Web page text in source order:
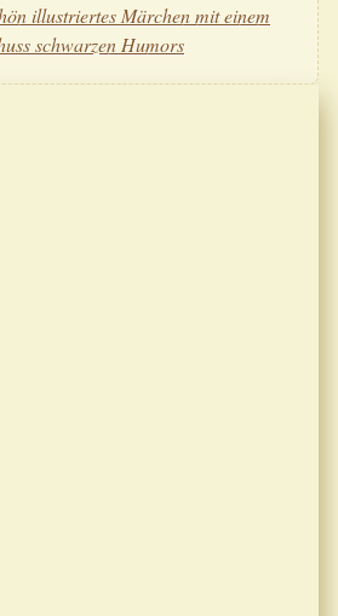
illustriertes Märchen mit einem
schwarzen Humors